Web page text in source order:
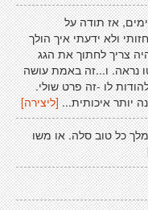
אז תודה על
ולא ידעתי איך הולך
צריך לחתוך את הגג
נראה. ו...זה באמת עושה
לו -זה פרט שולי.
יותר איכותית... [ליצירה]
כל טוב סלה. או משו